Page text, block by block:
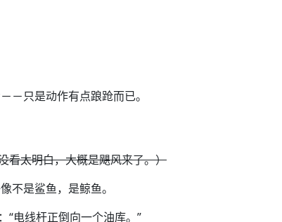
－只是动作有点踉跄而已。
看太明白，大概是飓风来了。）
不是鲨鱼，是鲸鱼。
“电线杆正倒向一个油库。”